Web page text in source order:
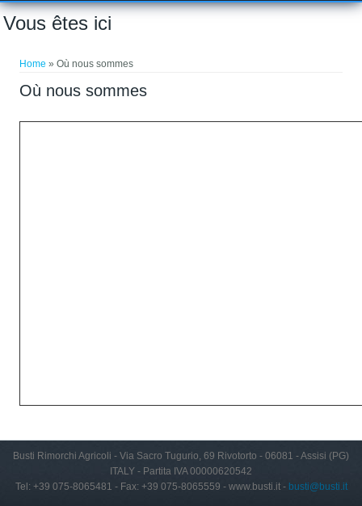
Vous êtes ici
Home » Où nous sommes
Où nous sommes
Busti Rimorchi Agricoli - Via Sacro Tugurio, 69 Rivotorto - 06081 - Assisi (PG)
ITALY - Partita IVA 00000620542
Tel: +39 075-8065481 - Fax: +39 075-8065559 - www.busti.it - busti@busti.it